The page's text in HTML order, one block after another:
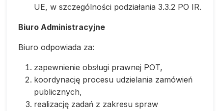
UE, w szczególności podziałania 3.3.2 PO IR.
Biuro Administracyjne
Biuro odpowiada za:
zapewnienie obsługi prawnej POT,
koordynację procesu udzielania zamówień
publicznych,
realizację zadań z zakresu spraw